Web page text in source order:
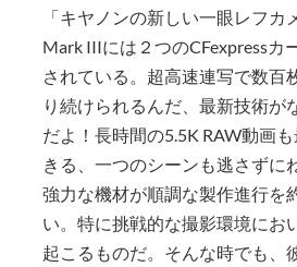
「キヤノンの新しい一眼レフカ
Mark IIIには２つのCFexpressカ
されている。超高速連写で数百
り続けられるんだ、最新技術が
だよ！長時間の5.5K RAW動画
きる、一つのシーンも逃さずに
強力な機材が順調な製作進行を
い。特に挑戦的な撮影環境にお
起こるものだ。そんな時でも、